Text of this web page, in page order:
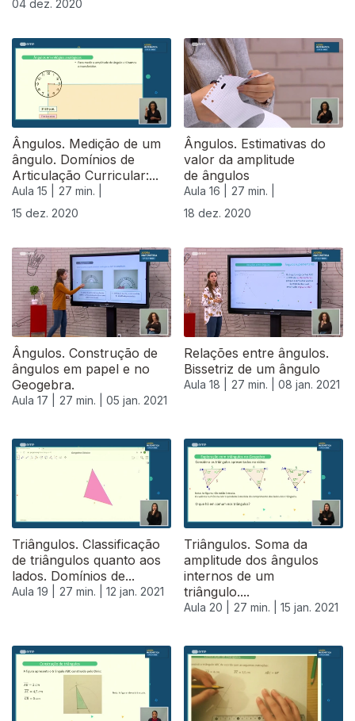
04 dez. 2020
Ângulos. Medição de um
ângulo. Domínios de
Articulação Curricular:...
Aula 15 |
27 min. |
15 dez. 2020
Ângulos. Estimativas do
valor da amplitude
de ângulos
Aula 16 |
27 min. |
18 dez. 2020
Ângulos. Construção de
ângulos em papel e no
Geogebra.
Aula 17 | 27 min. | 05 jan. 2021
Relações entre ângulos.
Bissetriz de um ângulo
Aula 18 | 27 min. | 08 jan. 2021
Triângulos. Classificação
de triângulos quanto aos
lados. Domínios de...
Aula 19 | 27 min. | 12 jan. 2021
Triângulos. Soma da
amplitude dos ângulos
internos de um
triângulo....
Aula 20 | 27 min. | 15 jan. 2021